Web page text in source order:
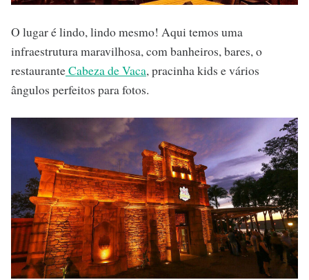
O lugar é lindo, lindo mesmo! Aqui temos uma
infraestrutura maravilhosa, com banheiros, bares, o
restauranteCabeza de Vaca, pracinha kids e vários
ângulos perfeitos para fotos.